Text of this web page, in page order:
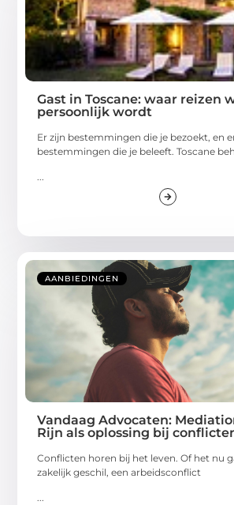
Gast in Toscane: waar reizen
persoonlijk wordt
Er zijn bestemmingen die je bezoekt, en
bestemmingen die je beleeft. Toscane
...
AANBIEDINGEN
Vandaag Advocaten:
Rijn als oplossing bij
Conflicten horen bij het leven. Of het nu
zakelijk geschil, een arbeidsconflict
...